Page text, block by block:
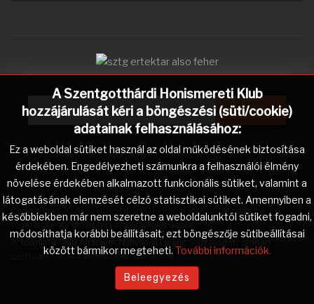
A Szentgotthárdi Honismereti Klub
hozzájárulását kéri a böngészési (süti/cookie)
adatainak felhasználásához:
Ez a weboldal sütiket használ az oldal működésének biztosítása
érdekében. Engedélyezheti számunkra a felhasználói élmény
növelése érdekében alkalmazott funkcionális sütiket, valamint a
látogatásának elemzését célzó statisztikai sütiket. Amennyiben a
későbbiekben már nem szeretne a weboldalunktól sütiket fogadni,
módosíthatja korábbi beállításait, ezt böngészője sütibeállításai
között bármikor megteheti. További információk.
Beleegyezés
Keresés...
KERESÉS...
Copyright © 2026 Szentgotthárdi Honismereti Klub. Minden jog
szoftver.